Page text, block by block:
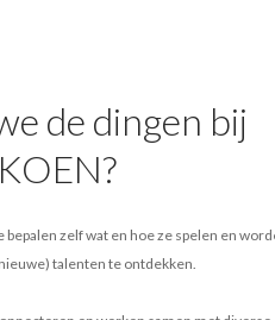
de dingen bij
bepalen zelf wat en hoe ze spelen en
talenten te ontdekken.